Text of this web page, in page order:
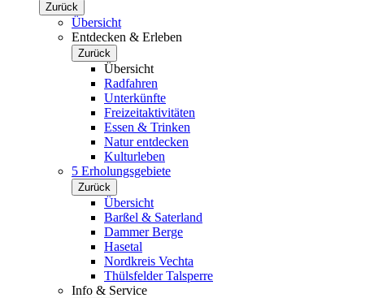
Zurück
Übersicht
Entdecken & Erleben
Zurück
Übersicht
Radfahren
Unterkünfte
Freizeitaktivitäten
Essen & Trinken
Natur entdecken
Kulturleben
5 Erholungsgebiete
Zurück
Übersicht
Barßel & Saterland
Dammer Berge
Hasetal
Nordkreis Vechta
Thülsfelder Talsperre
Info & Service